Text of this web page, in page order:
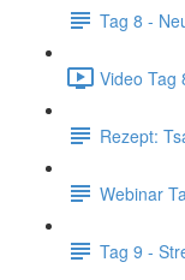
Tag 8 -
Video Tag
Rezept:
Webinar
Tag 9 -